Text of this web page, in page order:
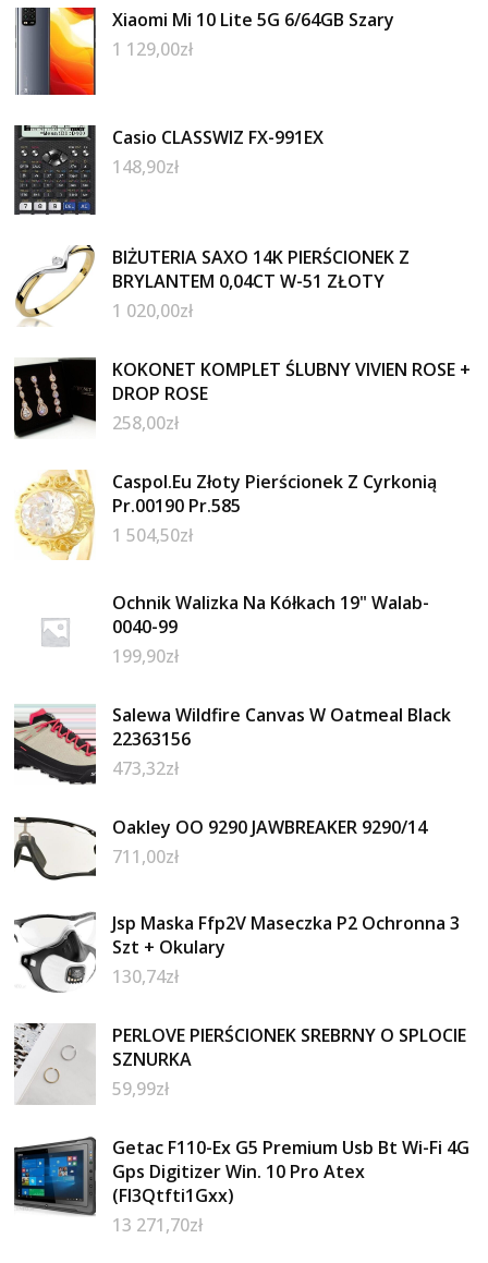
Xiaomi Mi 10 Lite 5G 6/64GB Szary
1 129,00zł
Casio CLASSWIZ FX-991EX
148,90zł
BIŻUTERIA SAXO 14K PIERŚCIONEK Z
BRYLANTEM 0,04CT W-51 ZŁOTY
1 020,00zł
KOKONET KOMPLET ŚLUBNY VIVIEN ROSE +
DROP ROSE
258,00zł
Caspol.Eu Złoty Pierścionek Z Cyrkonią
Pr.00190 Pr.585
1 504,50zł
Ochnik Walizka Na Kółkach 19" Walab-
0040-99
199,90zł
Salewa Wildfire Canvas W Oatmeal Black
22363156
473,32zł
Oakley OO 9290 JAWBREAKER 9290/14
711,00zł
Jsp Maska Ffp2V Maseczka P2 Ochronna 3
Szt + Okulary
130,74zł
PERLOVE PIERŚCIONEK SREBRNY O SPLOCIE
SZNURKA
59,99zł
Getac F110-Ex G5 Premium Usb Bt Wi-Fi 4G
Gps Digitizer Win. 10 Pro Atex
(Fl3Qtfti1Gxx)
13 271,70zł